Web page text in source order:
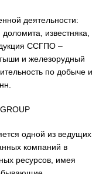
деятельности:
известняка,
ССГПО –
и железорудный
по добыче и
одной из ведущих
компаний в
ресурсов, имея